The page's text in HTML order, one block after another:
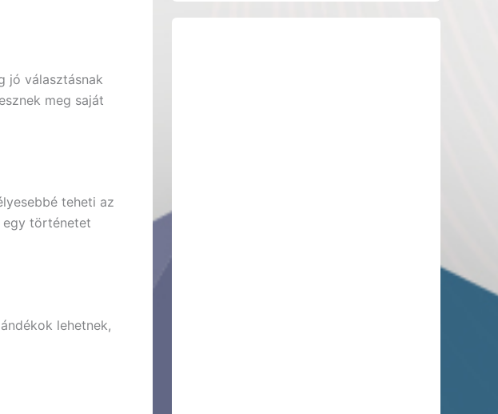
jó választásnak
meg saját
teheti az
egy történetet
lehetnek,